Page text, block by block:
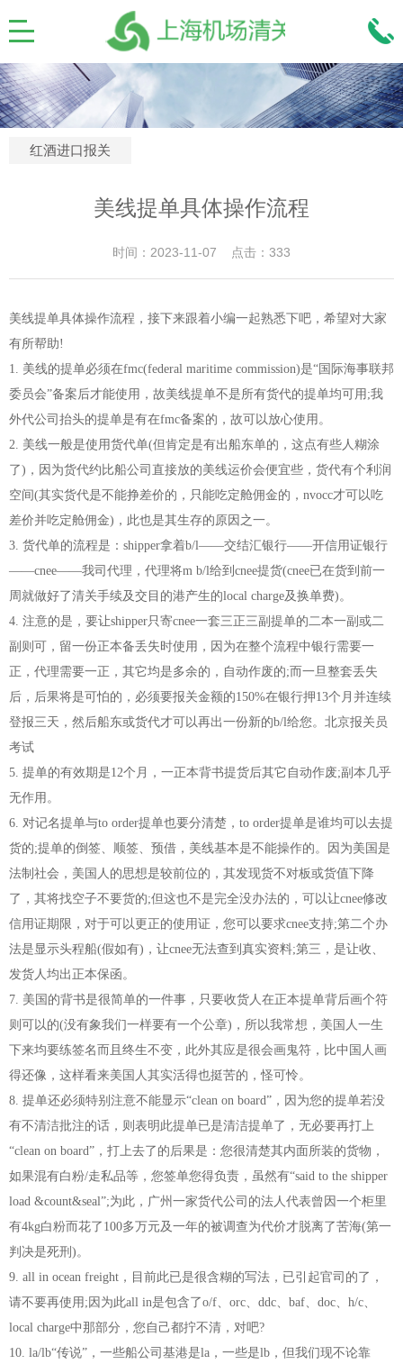
红酒进口报关
美线提单具体操作流程
时间：2023-11-07 点击：333
美线提单具体操作流程，接下来跟着小编一起熟悉下吧，希望对大家
有所帮助!
1. 美线的提单必须在fmc(federal maritime commission)是“国际海事联邦
委员会”备案后才能使用，故美线提单不是所有货代的提单均可用;我
外代公司抬头的提单是有在fmc备案的，故可以放心使用。
2. 美线一般是使用货代单(但肯定是有出船东单的，这点有些人糊涂
了)，因为货代约比船公司直接放的美线运价会便宜些，货代有个利润
空间(其实货代是不能挣差价的，只能吃定舱佣金的，nvocc才可以吃
差价并吃定舱佣金)，此也是其生存的原因之一。
3. 货代单的流程是：shipper拿着b/l——交结汇银行——开信用证银行
——cnee——我司代理，代理将m b/l给到cnee提货(cnee已在货到前一
周就做好了清关手续及交目的港产生的local charge及换单费)。
4. 注意的是，要让shipper只寄cnee一套三正三副提单的二本一副或二
副则可，留一份正本备丢失时使用，因为在整个流程中银行需要一
正，代理需要一正，其它均是多余的，自动作废的;而一旦整套丢失
后，后果将是可怕的，必须要报关金额的150%在银行押13个月并连续
登报三天，然后船东或货代才可以再出一份新的b/l给您。北京报关员
考试
5. 提单的有效期是12个月，一正本背书提货后其它自动作废;副本几乎
无作用。
6. 对记名提单与to order提单也要分清楚，to order提单是谁均可以去提
货的;提单的倒签、顺签、预借，美线基本是不能操作的。因为美国是
法制社会，美国人的思想是较前位的，其发现货不对板或货值下降
了，其将找空子不要货的;但这也不是完全没办法的，可以让cnee修改
信用证期限，对于可以更正的使用证，您可以要求cnee支持;第二个办
法是显示头程船(假如有)，让cnee无法查到真实资料;第三，是让收、
发货人均出正本保函。
7. 美国的背书是很简单的一件事，只要收货人在正本提单背后画个符
则可以的(没有象我们一样要有一个公章)，所以我常想，美国人一生
下来均要练签名而且终生不变，此外其应是很会画鬼符，比中国人画
得还像，这样看来美国人其实活得也挺苦的，怪可怜。
8. 提单还必须特别注意不能显示“clean on board”，因为您的提单若没
有不清洁批注的话，则表明此提单已是清洁提单了，无必要再打上
“clean on board”，打上去了的后果是：您很清楚其内面所装的货物，
如果混有白粉/走私品等，您签单您得负责，虽然有“said to the shipper
load &count&seal”;为此，广州一家货代公司的法人代表曾因一个柜里
有4kg白粉而花了100多万元及一年的被调查为代价才脱离了苦海(第一
判决是死刑)。
9. all in ocean freight，目前此已是很含糊的写法，已引起官司的了，
请不要再使用;因为此all in是包含了o/f、orc、ddc、baf、doc、h/c、
local charge中那部分，您自己都拧不清，对吧?
10. la/lb“传说”，一些船公司基港是la，一些是lb，但我们现不论靠